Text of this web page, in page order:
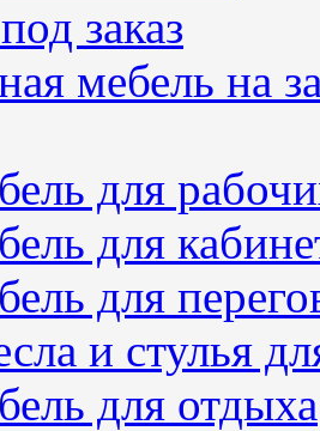
заказ
мебель на
для
для
для
и стулья
для отдыха